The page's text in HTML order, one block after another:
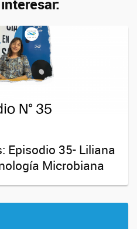
Episodio 35- Liliana
Microbiana